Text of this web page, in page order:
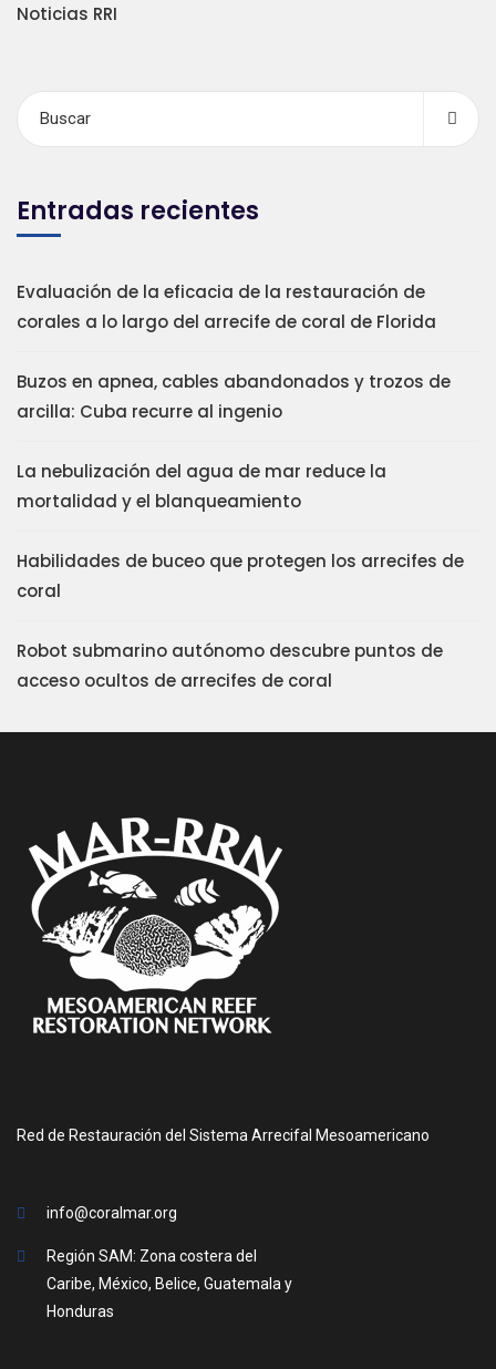
Noticias RRI
Entradas recientes
Evaluación de la eficacia de la restauración de
corales a lo largo del arrecife de coral de Florida
Buzos en apnea, cables abandonados y trozos de
arcilla: Cuba recurre al ingenio
La nebulización del agua de mar reduce la
mortalidad y el blanqueamiento
Habilidades de buceo que protegen los arrecifes de
coral
Robot submarino autónomo descubre puntos de
acceso ocultos de arrecifes de coral
Red de Restauración del Sistema Arrecifal Mesoamericano
info@coralmar.org
Región SAM: Zona costera del
Caribe, México, Belice, Guatemala y
Honduras